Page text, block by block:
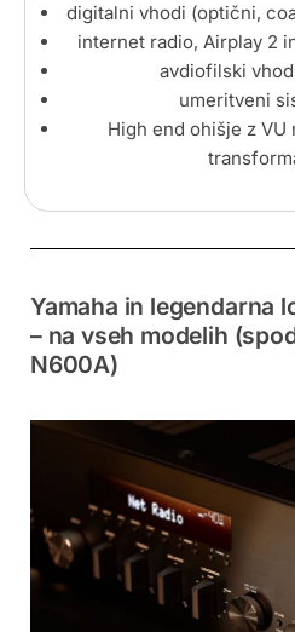
digitalni vhodi (optični,
internet radio, Airplay 2
avdiofilski
umeritveni
High end ohišje z
Yamaha in legendarna
– na vseh modelih
N600A)